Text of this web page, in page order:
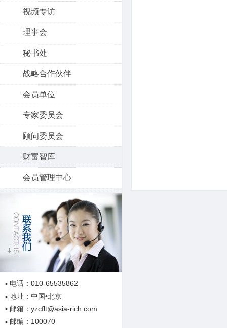
视频专访
理事会
秘书处
战略合作伙伴
会员单位
专家委员会
顾问委员会
财富智库
会员管理中心
▪ 电话：010-65535862
▪ 地址：中国•北京
▪ 邮箱：yzcflt@asia-rich.com
▪ 邮编：100070